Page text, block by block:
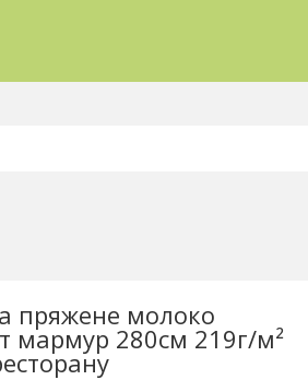
пряжене молоко
мармур 280см 219г/м²